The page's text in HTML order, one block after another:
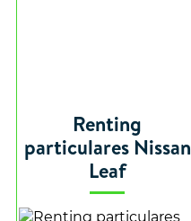
Renting
particulares Nissan
Leaf